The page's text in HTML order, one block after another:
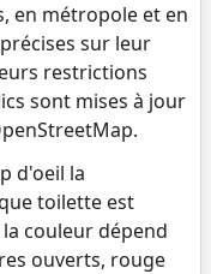
en métropole et en
sur leur
restrictions
sont mises à jour
d'oeil la
toilette est
couleur dépend
ouverts, rouge